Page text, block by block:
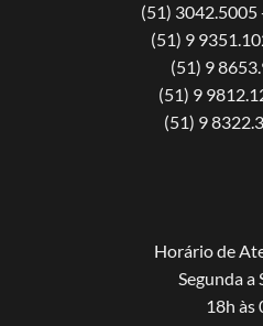
(51) 3042.5005
(51) 9
(51) 9
(51) 9
(51) 9
Horário de
Segunda a
18h às